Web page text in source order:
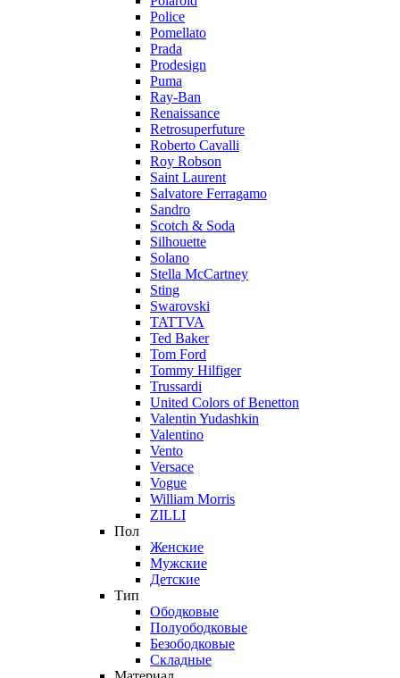
Police
Pomellato
Prada
Prodesign
Puma
Ray-Ban
Renaissance
Retrosuperfuture
Roberto Cavalli
Roy Robson
Saint Laurent
Salvatore Ferragamo
Sandro
Scotch & Soda
Silhouette
Solano
Stella McCartney
Sting
Swarovski
TATTVA
Ted Baker
Tom Ford
Tommy Hilfiger
Trussardi
United Colors of Benetton
Valentin Yudashkin
Valentino
Vento
Versace
Vogue
William Morris
ZILLI
Пол
Женские
Мужские
Детские
Тип
Ободковые
Полуободковые
Безободковые
Складные